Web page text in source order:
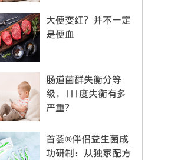
大便变红？并不一定
是便血
肠道菌群失衡分等
级，III度失衡有多
严重？
首荟®伴侣益生菌成
功研制：从独家配方